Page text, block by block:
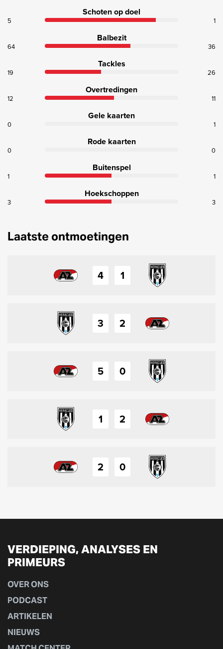
Schoten op doel
5 1
Balbezit
64 36
Tackles
19 26
Overtredingen
12 11
Gele kaarten
0 1
Rode kaarten
0 0
Buitenspel
1 1
Hoekschoppen
3 3
Laatste ontmoetingen
4 1
3 2
5 0
1 2
2 0
VERDIEPING, ANALYSES EN
PRIMEURS
OVER ONS
PODCAST
ARTIKELEN
NIEUWS